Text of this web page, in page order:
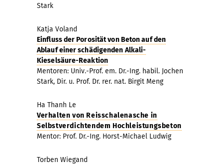
Stark
Katja Voland
Einfluss der Porosität von Beton auf den
Ablauf einer schädigenden Alkali-
Kieselsäure-Reaktion
Mentoren: Univ.-Prof. em. Dr.-Ing. habil. Jochen
Stark, Dir. u. Prof. Dr. rer. nat. Birgit Meng
Ha Thanh Le
Verhalten von Reisschalenasche in
Selbstverdichtendem Hochleistungsbeton
Mentor: Prof. Dr.-Ing. Horst-Michael Ludwig
Torben Wiegand